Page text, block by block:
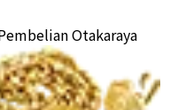
Otakaraya